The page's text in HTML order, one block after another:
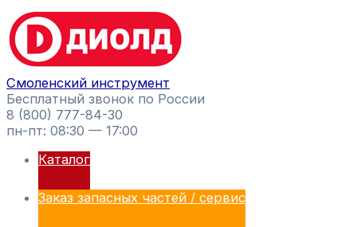
Перейти
к
содержимому
Смоленский инструмент
Бесплатный звонок по России
8 (800) 777-84-30
пн-пт: 08:30 — 17:00
Каталог
Заказ запасных частей / сервис
Поиск
товаров